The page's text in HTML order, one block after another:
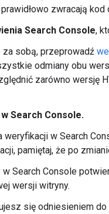
prawidłowo zwracają
Search Console,
za sobą, przeprowadź
odmiany obu
zarówno wersję
Search Console.
weryfikacji w Search
pamiętaj, że po
Search Console
wersji witryny.
się odniesieniem do